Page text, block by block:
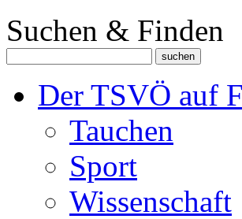
Suchen & Finden
Der TSVÖ auf
Tauchen
Sport
Wissenschaft